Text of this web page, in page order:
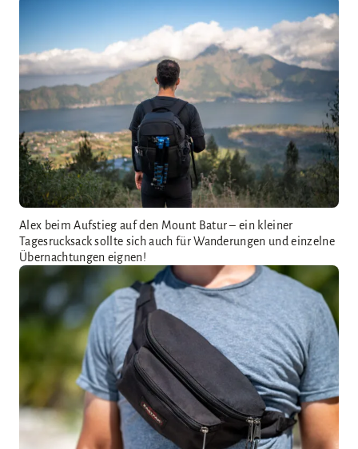
Alex beim Aufstieg auf den Mount Batur – ein kleiner
Tagesrucksack sollte sich auch für Wanderungen und einzelne
Übernachtungen eignen!